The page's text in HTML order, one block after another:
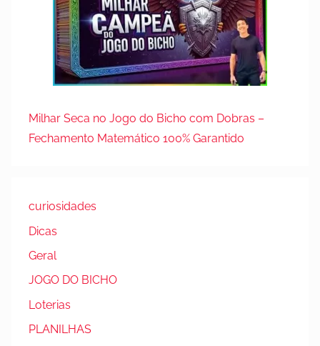
Milhar Seca no Jogo do Bicho com Dobras –
Fechamento Matemático 100% Garantido
curiosidades
Dicas
Geral
JOGO DO BICHO
Loterias
PLANILHAS